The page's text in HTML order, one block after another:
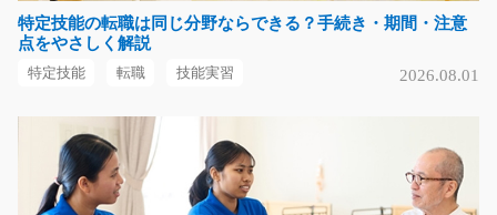
注目の業界！！半導体製造装置の組立/t03_00689
急募
ってプラモデルのよ…
長期（3ヶ月以上）
時給1150円
熊本県菊池郡大津町
特定技能の転職は同じ分野ならできる？手続き・期間・注意
点をやさしく解説
特定技能 転職 技能実習 2026.08.01